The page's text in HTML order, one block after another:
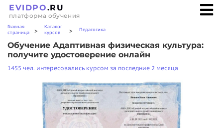
EVIDPO.RU
платформа обучения
Главная
страница
>
Каталог
курсов
> Педагогика
Обучение Адаптивная физическая культура:
получите удостоверение онлайн
1455 чел. интересовались курсом за последние 2 месяца